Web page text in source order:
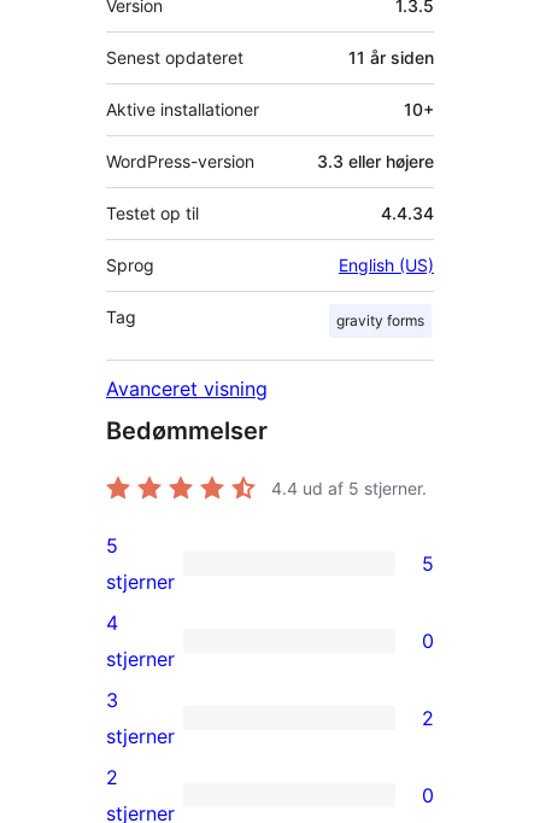
Version 1.3.5
Senest opdateret 11 år siden
Aktive installationer 10+
WordPress-version 3.3 eller højere
Testet op til 4.4.34
Sprog English (US)
Tag gravity forms
Avanceret visning
Bedømmelser
4.4 ud af 5 stjerner.
5
5-
stjernet
anmeldelser
5
stjerner
5
0
4-
stjernet
anmeldelser
4
stjerner
0
2
3-
stjernet
3
stjerner
2
0
2
stjerner
0